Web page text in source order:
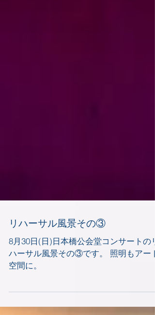
リハーサル風景その③
8月30日(日)日本橋公会堂コンサートのリ
ハーサル風景その③です。 照明もアート